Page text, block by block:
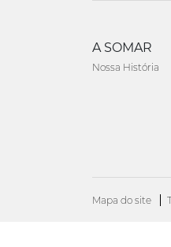
A SOMAR
Nossa História
Mapa do site